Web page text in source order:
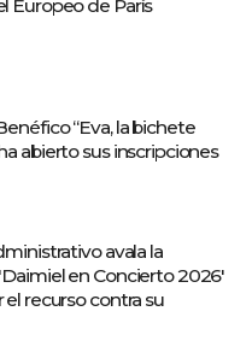
Europeo de París
“Eva, la bichete
abierto sus inscripciones
avala la
en Concierto 2026'
recurso contra su